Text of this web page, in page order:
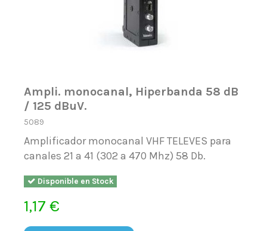
Ampli. monocanal, Hiperbanda 58 dB
/ 125 dBuV.
5089
Amplificador monocanal VHF TELEVES para
canales 21 a 41 (302 a 470 Mhz) 58 Db.
Disponible en Stock
1,17 €